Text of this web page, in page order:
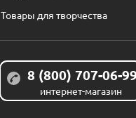
Товары для творчества
8 (800) 707-06-
интернет-магазин